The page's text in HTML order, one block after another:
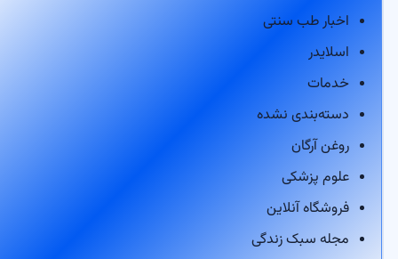
اخبار طب سنتی
اسلایدر
خدمات
دسته‌بندی نشده
روغن آرگان
علوم پزشکی
فروشگاه آنلاین
مجله سبک زندگی